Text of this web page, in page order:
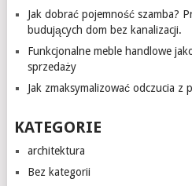
Jak dobrać pojemność szamba?
budujących dom bez kanalizacji.
Funkcjonalne meble handlowe
sprzedaży
Jak zmaksymalizować odczucia
KATEGORIE
architektura
Bez kategorii